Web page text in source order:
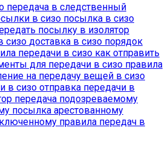
передача в следственный
в сизо посылка в сизо
посылку в изолятор
сизо доставка в сизо порядок
передачи в сизо как отправить
для передачи в сизо правила
на передачу вещей в сизо
в сизо отправка передачи в
передача подозреваемому
посылка арестованному
правила передач в